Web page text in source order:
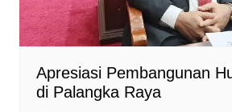
Apresiasi Pembangunan
di Palangka Raya